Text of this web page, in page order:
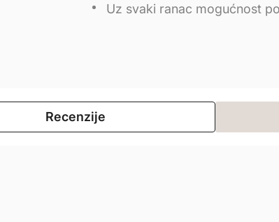
Uz svaki ranac mogućnost
Recenzije